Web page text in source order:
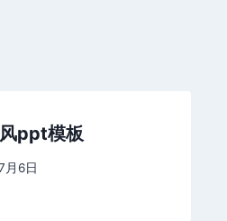
ppt模板
月6日